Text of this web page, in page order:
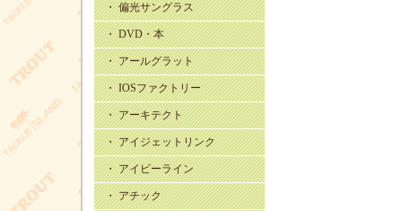
・ 偏光サングラス
・ DVD・本
・ アールグラット
・ IOSファクトリー
・ アーキテクト
・ アイジェットリンク
・ アイビーライン
・ アチック